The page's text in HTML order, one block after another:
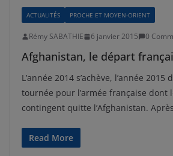
ACTUALITÉS PROCHE ET MOYEN-ORIENT
Rémy SABATHIE 6 janvier 2015 0
Afghanistan, le départ
L’année 2014 s’achève, l’année
tournée pour l’armée française dont
contingent quitte l’Afghanistan. Après
Read More